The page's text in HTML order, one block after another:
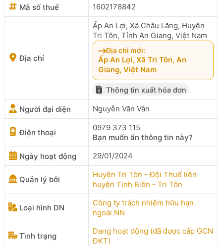
Mã số thuế 1602178842
Địa chỉ
Ấp An Lợi, Xã Châu Lăng, Huyện
Tri Tôn, Tỉnh An Giang, Việt Nam
Địa chỉ mới:
Ấp An Lợi, Xã Tri Tôn, An
Giang, Việt Nam
Thông tin xuất hóa đơn
Người đại diện Nguyễn Văn Vân
Điện thoại
0979 373 115
Bạn muốn ẩn thông tin này?
Ngày hoạt động
29/01/2024
Quản lý bởi
Huyện Tri Tôn - Đội Thuế liên
huyện Tịnh Biên - Tri Tôn
Loại hình DN
Công ty trách nhiệm hữu hạn
ngoài NN
Tình trạng
Đang hoạt động (đã được cấp GCN
ĐKT)